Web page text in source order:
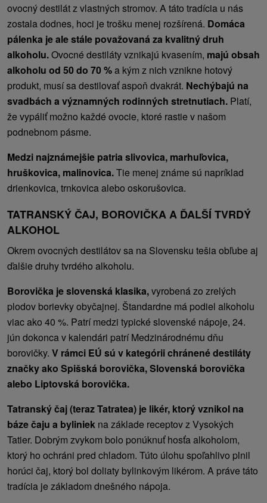
ovocný destilát z vlastných stromov. A táto tradícia u nás
zostala dodnes, hoci je trošku menej rozšírená. Domáca
pálenka je ale stále považovaná za kvalitný druh
alkoholu.Ovocné destiláty vznikajú kvasením, majú obsah
alkoholu od 50 do 70 %a kým z nich vznikne hotový
produkt, musí sa destilovať aspoň dvakrát. Nechýbajú na
svadbách a významných rodinných stretnutiach. Platí,
že vypáliť možno každé ovocie, ktoré rastie v našom
podnebnom pásme.
Medzi najznámejšie patria slivovica, marhuľovica,
hruškovica, malinovica.Tie menej známe sú napríklad
drienkovica, trnkovica alebo oskorušovica.
TATRANSKÝ ČAJ, BOROVIČKA A ĎALŠÍ TVRDÝ
ALKOHOL
Okrem ovocných destilátov sa na Slovensku tešia obľube aj
ďalšie druhy tvrdého alkoholu.
Borovička je slovenská klasika,vyrobená zo zrelých
plodov borievky obyčajnej. Štandardne má podiel alkoholu
viac ako 40 %. Patrí medzi typické slovenské nápoje, 24.
jún dokonca v kalendári patrí Medzinárodnému dňu
borovičky. V rámci EÚ sú v kategórii chránené destiláty
značky ako Spišská borovička, Slovenská borovička
alebo Liptovská borovička.
Tatranský čaj (teraz Tatratea) je likér, ktorý vznikol na
báze čaju a byliniek na základe receptov z Vysokých
Tatier. Dobrým zvykom bolo ponúknuť hosťa alkoholom,
ktorý ho ochráni pred chladom. Túto úlohu spoľahlivo plnil
horúci čaj, ktorý bol doliaty bylinkovým likérom. A práve táto
tradícia je základom dnešného nápoja.